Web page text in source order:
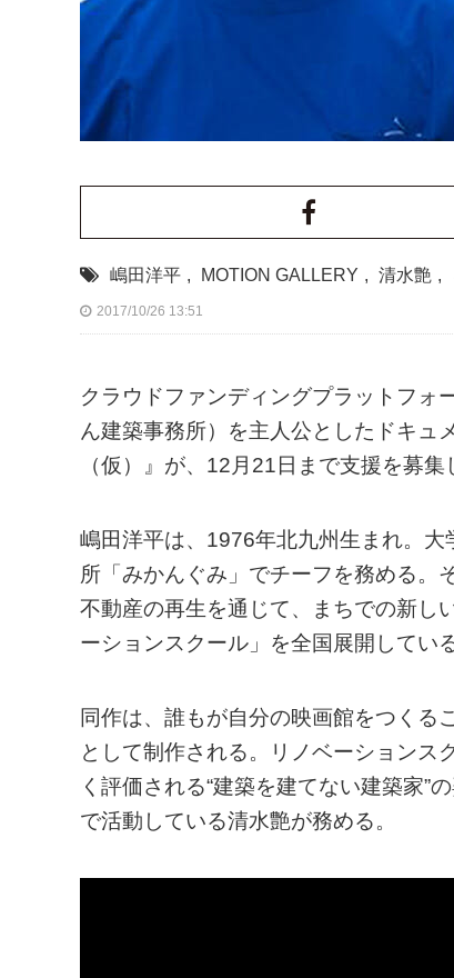
嶋田洋平 , MOTION GALLERY , 清水艶 ,
2017/10/26 13:51
クラウドファンディングプラットフォ
ん建築事務所）を主人公としたドキュ
（仮）』が、12月21日まで支援を募集
嶋田洋平は、1976年北九州生まれ。
所「みかんぐみ」でチーフを務める。
不動産の再生を通じて、まちでの新し
ーションスクール」を全国展開している
同作は、誰もが自分の映画館をつく
として制作される。リノベーションス
く評価される“建築を建てない建築家”
で活動している清水艶が務める。